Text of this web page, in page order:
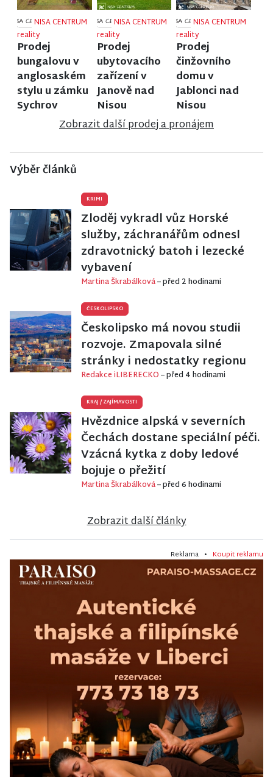
NISA CENTRUM
reality
Prodej
bungalovu v
anglosaském
stylu u zámku
Sychrov
NISA CENTRUM
reality
Prodej
ubytovacího
zařízení v
Janově nad
Nisou
NISA CENTRUM
reality
Prodej
činžovního
domu v
Jablonci nad
Nisou
Zobrazit další prodej a pronájem
Výběr článků
KRIMI
Zloděj vykradl vůz Horské
služby, záchranářům odnesl
zdravotnický batoh i lezecké
vybavení
Martina Škrabálková– před 2 hodinami
ČESKOLIPSKO
Českolipsko má novou studii
rozvoje. Zmapovala silné
stránky i nedostatky regionu
Redakce iLIBERECKO– před 4 hodinami
KRAJ /ZAJÍMAVOSTI
Hvězdnice alpská v severních
Čechách dostane speciální péči.
Vzácná kytka z doby ledové
bojuje o přežití
Martina Škrabálková– před 6 hodinami
Zobrazit další články
Reklama • Koupit reklamu